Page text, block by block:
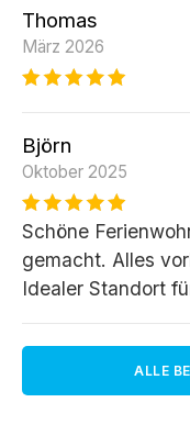
Thomas
März 2026
Björn
Oktober 2025
Schöne
gemacht. Alles
Idealer Standort
ALLE